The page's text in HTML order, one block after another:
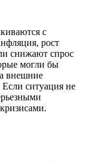
с
рост
снижают спрос
могли бы
внешние
ситуация не